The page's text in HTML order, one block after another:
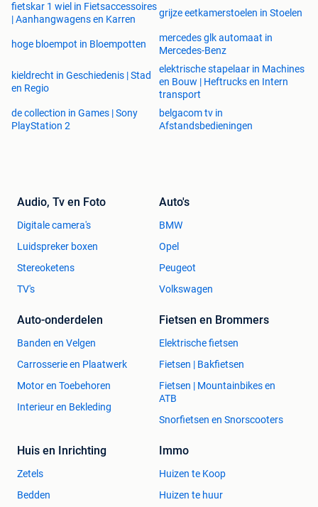
fietskar 1 wiel in Fietsaccessoires
| Aanhangwagens en Karren
grijze eetkamerstoelen in Stoelen
hoge bloempot in Bloempotten
mercedes glk automaat in
Mercedes-Benz
kieldrecht in Geschiedenis | Stad
en Regio
elektrische stapelaar in Machines
en Bouw | Heftrucks en Intern
transport
de collection in Games | Sony
PlayStation 2
belgacom tv in
Afstandsbedieningen
Audio, Tv en Foto
Digitale camera's
Luidspreker boxen
Stereoketens
TV's
Auto's
BMW
Opel
Peugeot
Volkswagen
Auto-onderdelen
Banden en Velgen
Carrosserie en Plaatwerk
Motor en Toebehoren
Interieur en Bekleding
Fietsen en Brommers
Elektrische fietsen
Fietsen | Bakfietsen
Fietsen | Mountainbikes en
ATB
Snorfietsen en Snorscooters
Huis en Inrichting
Zetels
Bedden
Immo
Huizen te Koop
Huizen te huur